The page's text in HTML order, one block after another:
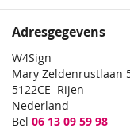
Adresgegevens
W4Sign
Mary Zeldenrustlaan
5122CE Rijen
Nederland
Bel 06 13 09 59 98